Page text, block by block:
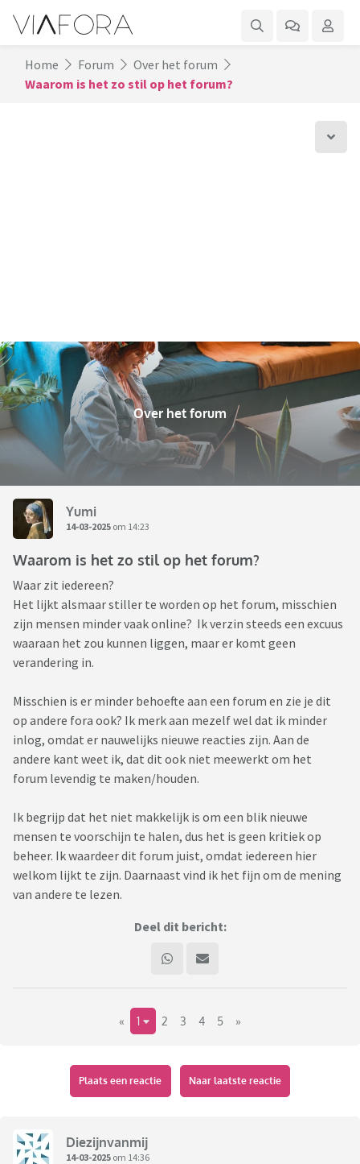
Home Forum
Over het forum
Waarom is het zo stil op het forum?
Over het forum
Yumi
14-03-2025 om 14:23
Waarom is het zo stil op het forum?
Waar zit iedereen?
Het lijkt alsmaar stiller te worden op het forum, misschien
zijn mensen minder vaak online? Ik verzin steeds een excuus
waaraan het zou kunnen liggen, maar er komt geen
verandering in.
Misschien is er minder behoefte aan een forum en zie je dit
op andere fora ook? Ik merk aan mezelf wel dat ik minder
inlog, omdat er nauwelijks nieuwe reacties zijn. Aan de
andere kant weet ik, dat dit ook niet meewerkt om het
forum levendig te maken/houden.
Ik begrijp dat het niet makkelijk is om een blik nieuwe
mensen te voorschijn te halen, dus het is geen kritiek op
beheer. Ik waardeer dit forum juist, omdat iedereen hier
welkom lijkt te zijn. Daarnaast vind ik het fijn om de mening
van andere te lezen.
Deel dit bericht:
« 1 2 3 4 5 »
Plaats een reactie Naar laatste reactie
Diezijnvanmij
14-03-2025 om 14:36